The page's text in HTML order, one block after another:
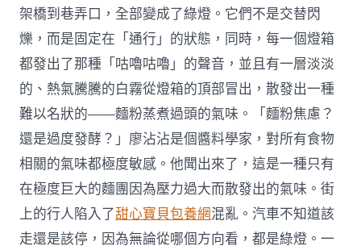
架橋到巷弄口，全部變成了綠燈。它們不是交替閃
爍，而是固定在「通行」的狀態，同時，每一個燈箱
都發出了那種「咕嚕咕嚕」的聲音，並且有一層淡淡
的、熱氣騰騰的白霧從燈箱的頂部冒出，散發出一種
難以名狀的——麵粉蒸煮過頭的氣味。「麵粉焦慮？
還是過度發酵？」廖沾沾是個醬料學家，對所有食物
相關的氣味都極度敏感。他聞出來了，這是一種只有
在極度巨大的麵團因為壓力過大而散發出的氣味。街
上的行人陷入了甜心寶貝包養網混亂。汽車不知道該
走還是該停，因為無論從哪個方向看，都是綠燈。一